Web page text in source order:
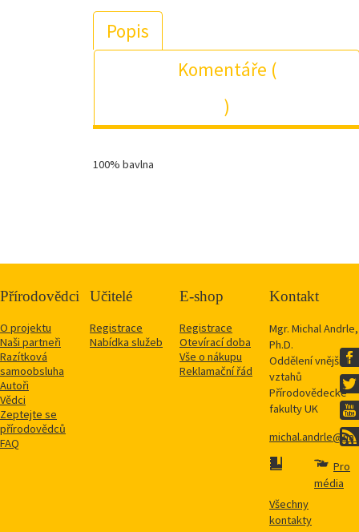
Popis
Komentáře (
)
100% bavlna
Přírodovědci
O projektu
Naši partneři
Razítková
samoobsluha
Autoři
Vědci
Zeptejte se
přírodovědců
FAQ
Učitelé
Registrace
Nabídka služeb
E-shop
Registrace
Otevírací doba
Vše o nákupu
Reklamační řád
Kontakt
Mgr. Michal Andrle,
Ph.D.
Oddělení vnějších
vztahů
Přírodovědecké
fakulty UK
Všechny
kontakty
Pro
média